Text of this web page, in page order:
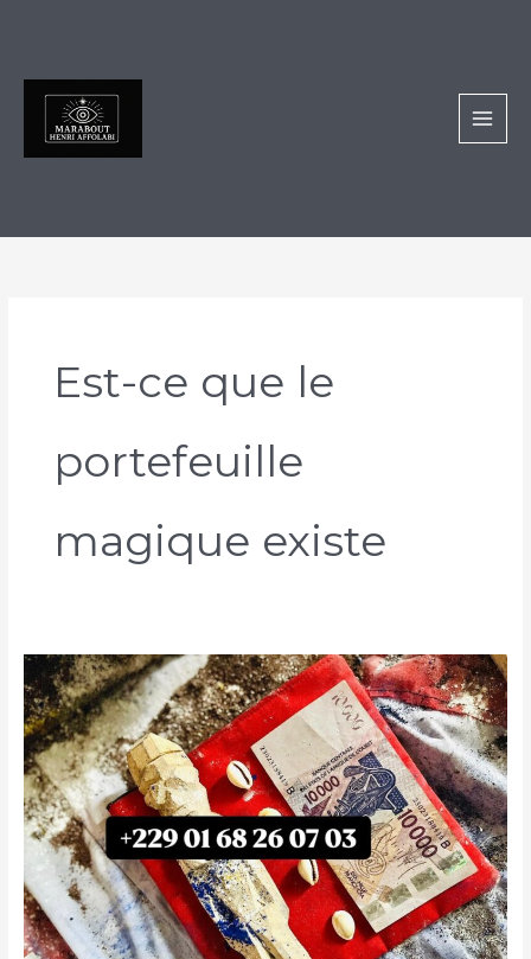
Est-ce que le
portefeuille
magique existe